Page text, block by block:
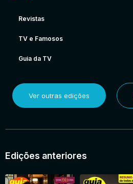
Revistas
TV e Famosos
Guia da TV
Ver outras edições
Edições anteriores